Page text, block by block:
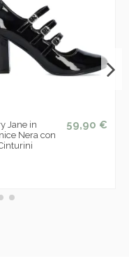
Jane in
Nera con
59,90 €